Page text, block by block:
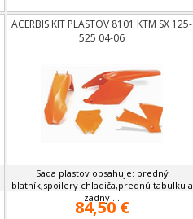
ACERBIS KIT PLASTOV 8101 KTM SX 125-
525 04-06
Sada plastov obsahuje: predný
blatník,spoilery chladiča,prednú tabulku a
zadný ...
84,50 €